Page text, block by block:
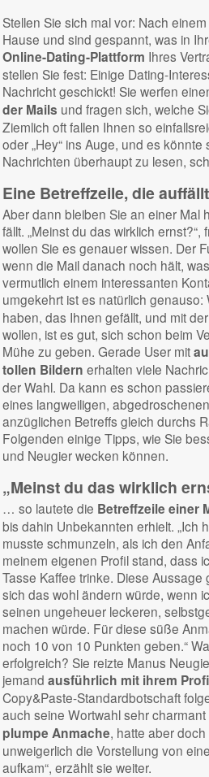
Stellen Sie sich mal vor: Nach
Hause und sind gespannt, was in
Online-Dating-Plattform Ihres
stellen Sie fest: Einige Dating-
Nachricht geschickt! Sie werfen
der Mails und fragen sich, welche
Ziemlich oft fallen Ihnen so
oder „Hey“ ins Auge, und es
Nachrichten überhaupt zu lesen,
Eine Betreffzeile, die
Aber dann bleiben Sie an einer Mal
fällt. „Meinst du das wirklich
wollen Sie es genauer wissen. Der
wenn die Mail danach noch hält,
vermutlich einem interessanten
umgekehrt ist es natürlich
haben, das Ihnen gefällt, und mit
wollen, ist es gut, sich schon beim
Mühe zu geben. Gerade User mit
tollen Bildern erhalten viele
der Wahl. Da kann es schon
eines langweiligen,
anzüglichen Betreffs gleich durchs
Folgenden einige Tipps, wie Sie
und Neugier wecken können.
„Meinst du das wirklich
… so lautete die Betreffzeile einer
bis dahin Unbekannten erhielt. „Ich
musste schmunzeln, als ich den
meinem eigenen Profil stand, dass
Tasse Kaffee trinke. Diese
sich das wohl ändern würde, wenn
seinen ungeheuer leckeren,
machen würde. Für diese süße
noch 10 von 10 Punkten geben.“
erfolgreich? Sie reizte Manus
jemand ausführlich mit ihrem
Copy&Paste-Standardbotschaft
auch seine Wortwahl sehr
plumpe Anmache, hatte aber
unweigerlich die Vorstellung von
aufkam“, erzählt sie weiter.